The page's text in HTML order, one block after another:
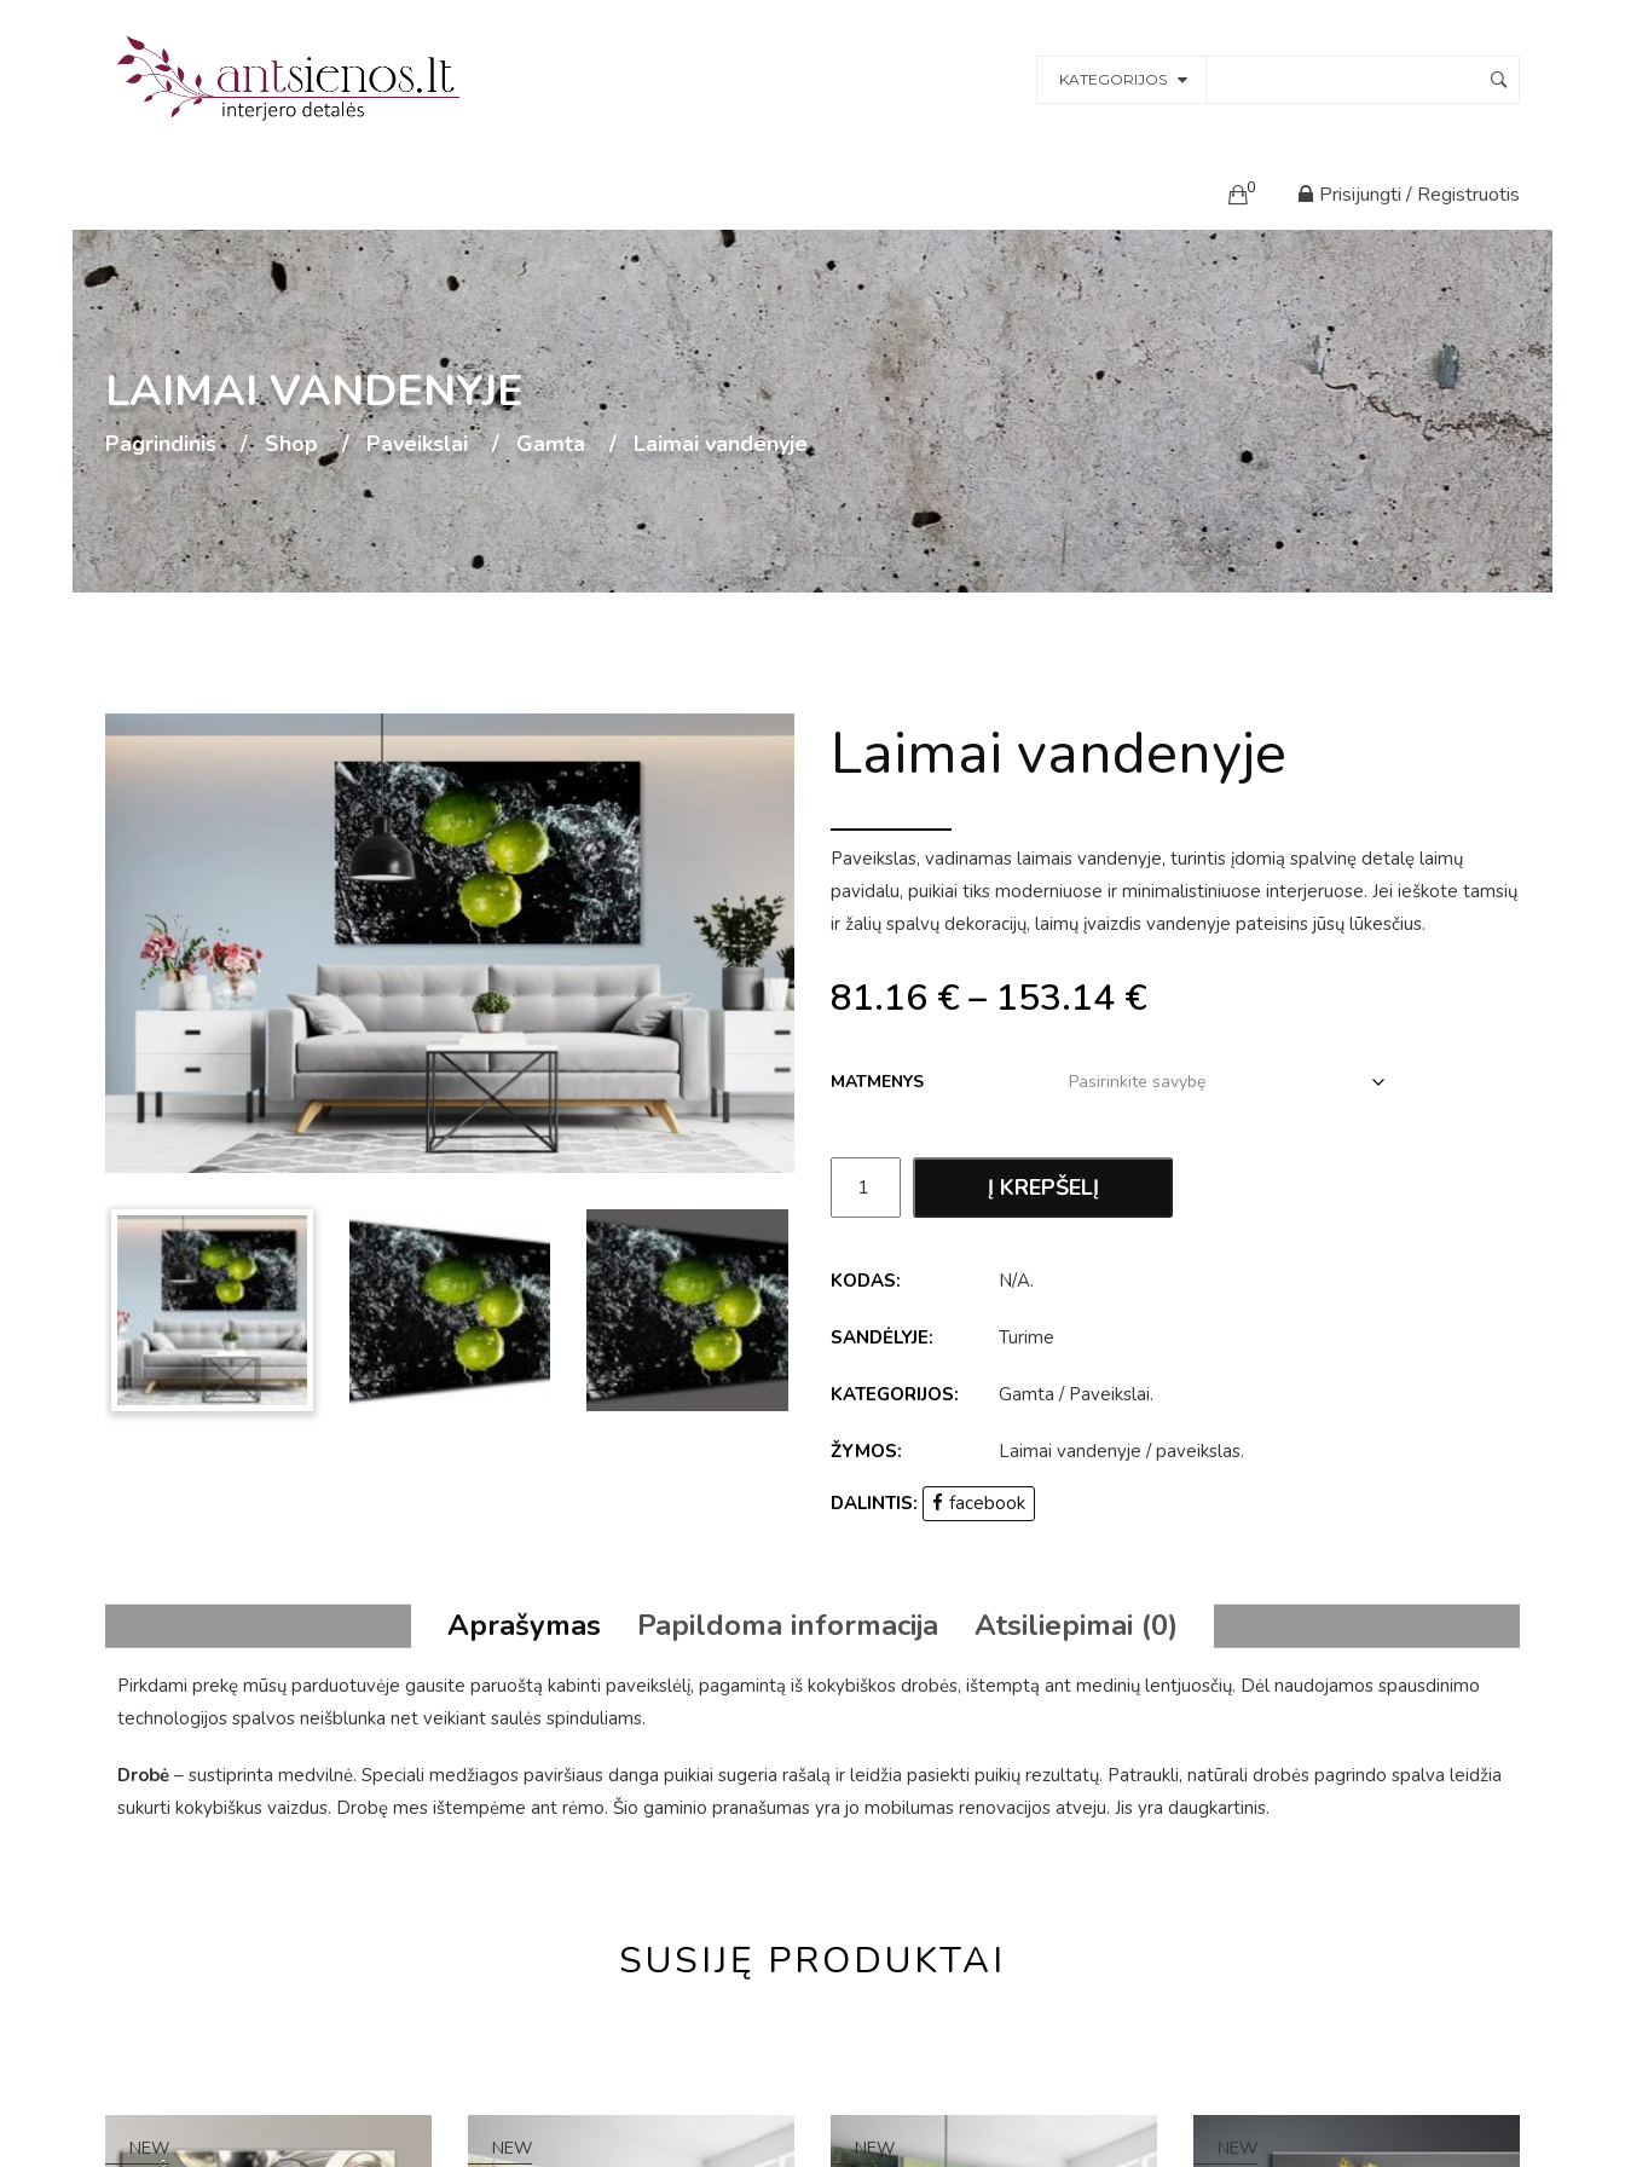
KATEGORIJOS
0 Prisijungti / Registruotis
LAIMAI VANDENYJE
Pagrindinis Shop Paveikslai Gamta Laimai vandenyje
Laimai vandenyje
Paveikslas, vadinamas laimais vandenyje, turintis įdomią spalvinę detalę laimų
pavidalu, puikiai tiks moderniuose ir minimalistiniuose interjeruose. Jei ieškote tamsių
ir žalių spalvų dekoracijų, laimų įvaizdis vandenyje pateisins jūsų lūkesčius.
81.16 €– 153.14 €
MATMENYS
Į KREPŠELĮ
KODAS: N/A.
SANDĖLYJE: Turime
KATEGORIJOS: Gamta / Paveikslai.
ŽYMOS: Laimai vandenyje /paveikslas.
DALINTIS: facebook
Aprašymas Papildoma informacija Atsiliepimai (0)
Pirkdami prekę mūsų parduotuvėje gausite paruoštą kabinti paveikslėlį, pagamintą iš kokybiškos drobės, ištemptą ant medinių lentjuosčių. Dėl naudojamos spausdinimo
technologijos spalvos neišblunka net veikiant saulės spinduliams.
Drobė – sustiprinta medvilnė. Speciali medžiagos paviršiaus danga puikiai sugeria rašalą ir leidžia pasiekti puikių rezultatų. Patraukli, natūrali drobės pagrindo spalva leidžia
sukurti kokybiškus vaizdus. Drobę mes ištempėme ant rėmo. Šio gaminio pranašumas yra jo mobilumas renovacijos atveju. Jis yra daugkartinis.
SUSIJĘ PRODUKTAI
NEW NEW
NEW
NEW